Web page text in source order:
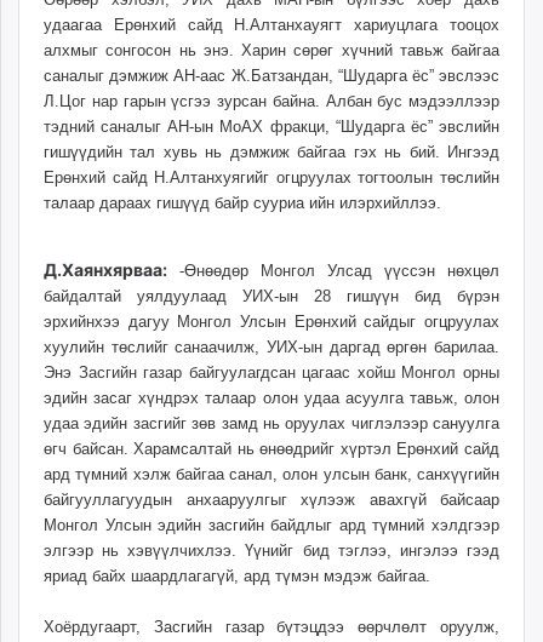
Livetv.mn
Eguur.mn
24tsag.mn
shuud.mn
eagle.mn
ergelt.mn
zarig.mn
zuv.mn
mminfo.mn
ugluu.mn
urlag.mn
unen.mn
asu.mn
shudarga.mn
shuurhai.mn
unuudur.mn
mglradio.com
itoim.mn
удаагаа Ерөнхий сайд Н.Алтанхауягт хариуцлага тооцох
алхмыг сонгосон нь энэ. Харин сөрөг хүчний тавьж байгаа
саналыг дэмжиж АН-аас Ж.Батзандан, “Шударга ёс” эвслээс
Л.Цог нар гарын үсгээ зурсан байна. Албан бус мэдээллээр
тэдний саналыг АН-ын МоАХ фракци, “Шударга ёс” эвслийн
гишүүдийн тал хувь нь дэмжиж байгаа гэх нь бий. Ингээд
Ерөнхий сайд Н.Алтанхуягийг огцруулах тогтоолын төслийн
талаар дараах гишүүд байр сууриа ийн илэрхийллээ.
Д.Хаянхярваа: -Өнөөдөр Монгол Улсад үүссэн нөхцөл
байдалтай уялдуулаад УИХ-ын 28 гишүүн бид бүрэн
эрхийнхээ дагуу Монгол Улсын Ерөнхий сайдыг огцруулах
хуулийн төслийг санаачилж, УИХ-ын даргад өргөн барилаа.
Энэ Засгийн газар байгуулагдсан цагаас хойш Монгол орны
эдийн засаг хүндрэх талаар олон удаа асуулга тавьж, олон
удаа эдийн засгийг зөв замд нь оруулах чиглэлээр сануулга
өгч байсан. Харамсалтай нь өнөөдрийг хүртэл Ерөнхий сайд
ард түмний хэлж байгаа санал, олон улсын банк, санхүүгийн
байгууллагуудын анхааруулгыг хүлээж авахгүй байсаар
Монгол Улсын эдийн засгийн байдлыг ард түмний хэлдгээр
элгээр нь хэвүүлчихлээ. Үүнийг бид тэглээ, ингэлээ гээд
яриад байх шаардлагагүй, ард түмэн мэдэж байгаа.
Хоёрдугаарт, Засгийн газар бүтэцдээ өөрчлөлт оруулж,